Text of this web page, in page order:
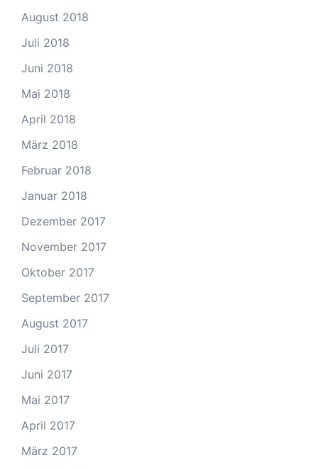
August 2018
Juli 2018
Juni 2018
Mai 2018
April 2018
März 2018
Februar 2018
Januar 2018
Dezember 2017
November 2017
Oktober 2017
September 2017
August 2017
Juli 2017
Juni 2017
Mai 2017
April 2017
März 2017